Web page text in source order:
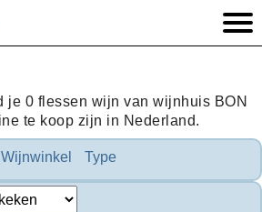
je 0 flessen wijn van wijnhuis BON
te koop zijn in Nederland.
Wijnwinkel Type